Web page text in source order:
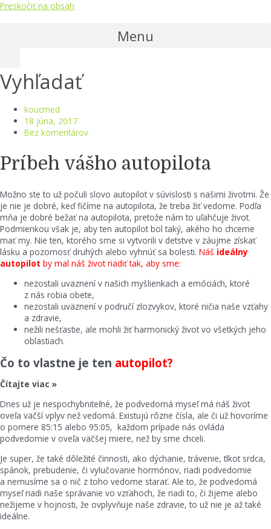
Preskočiť na obsah
Menu
Vyhľadať
koucmed
18 júna, 2017
Bez komentárov
Príbeh vášho autopilota
Možno ste to už počuli slovo autopilot v súvislosti s našimi životmi. Že
je nie je dobré, keď fičíme na autopilota, že treba žiť vedome. Podľa
mňa je dobré bežať na autopilota, pretože nám to uľahčuje život.
Podmienkou však je, aby ten autopilot bol taký, akého ho chceme
mať my. Nie ten, ktorého sme si vytvorili v detstve v záujme získať
lásku a pozornosť druhých alebo vyhnúť sa bolesti. Náš ideálny
autopilot by mal náš život riadiť tak, aby sme:
nezostali uväznení v našich myšlienkach a emóciách, ktoré
z nás robia obete,
nezostali uväznení v područí zlozvykov, ktoré ničia naše vzťahy
a zdravie,
nežili nešťastie, ale mohli žiť harmonický život vo všetkých jeho
oblastiach.
Čo to vlastne je ten autopilot?
Čítajte viac »
Dnes už je nespochybniteľné, že podvedomá myseľ má náš život
oveľa väčší vplyv než vedomá. Existujú rôzne čísla, ale či už hovoríme
o pomere 85:15 alebo 95:05, každom prípade nás ovláda
podvedomie v oveľa väčšej miere, než by sme chceli.
Je super, že také dôležité činnosti, ako dýchanie, trávenie, tlkot srdca,
spánok, prebudenie, či vylučovanie hormónov, riadi podvedomie
a nemusíme sa o nič z toho vedome starať. Ale to, že podvedomá
myseľ riadi naše správanie vo vzťahoch, že riadi to, či žijeme alebo
nežijeme v hojnosti, že ovplyvňuje naše zdravie, to už nie je až také
ideálne.